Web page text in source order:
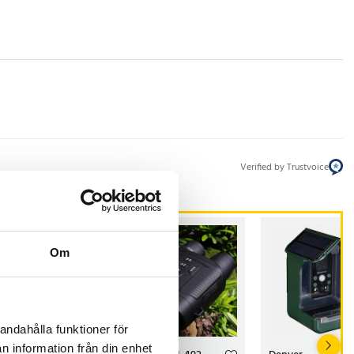
Om
funktioner för
information från din enhet
Verified by Trustvoice